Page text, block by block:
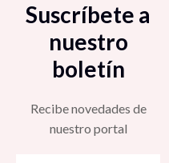
Suscríbete a
nuestro
boletín
Recibe novedades de
nuestro portal